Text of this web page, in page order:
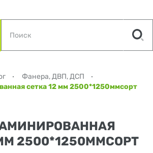
Фанера, ДВП, ДСП
сетка 12 мм 2500*1250ммсорт
2500*1250ММСОРТ